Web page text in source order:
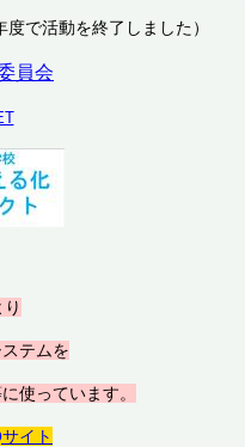
度で活動を終了しました）
員会
ステムを
使っています。
イト